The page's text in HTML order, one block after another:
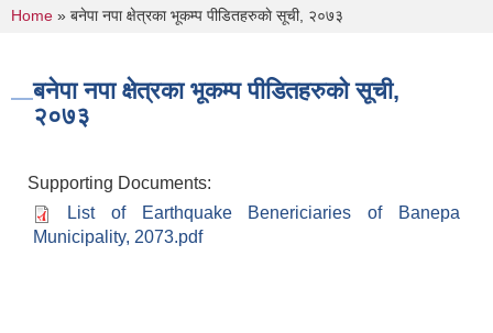
You are here
Home » बनेपा न‍पा‍ क्षेत्रका भूकम्प पीडितहरुकाे सूची, २०७३
बनेपा न‍पा‍ क्षेत्रका भूकम्प पीडितहरुकाे सूची,
२०७३
Supporting Documents:
List of Earthquake Benericiaries of Banepa
Municipality, 2073.pdf